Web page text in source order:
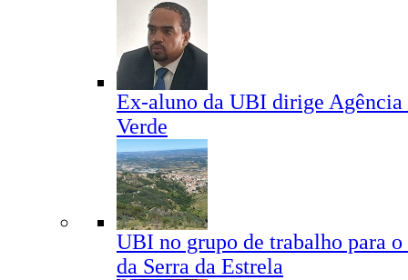
Ex-aluno da UBI dirige
Verde
UBI no grupo de trabalho para
da Serra da Estrela